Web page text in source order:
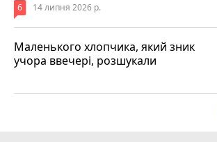
6 14 липня 2026 р.
Маленького хлопчика, який зник
учора ввечері, розшукали